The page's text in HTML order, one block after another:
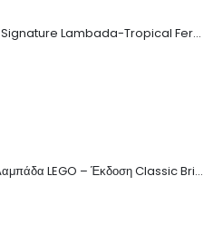
Replay Toys Signature Lambada-Tropical Fern edition 2026
Χειροποίητη Λαμπάδα LEGO – Έκδοση Classic Brick